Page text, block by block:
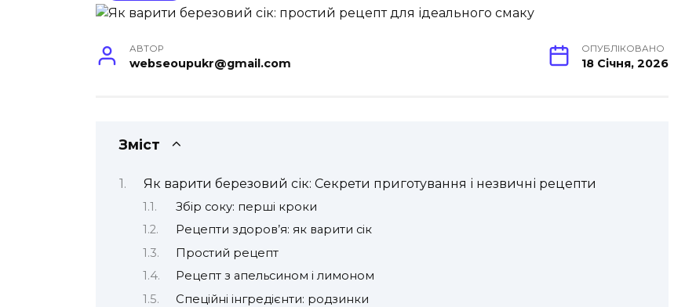
АВТОР
webseoupukr@gmail.com
ОПУБЛІКОВАНО
18 Січня, 2026
Зміст
Як варити березовий сік: Секрети приготування і незвичні рецепти
Збір соку: перші кроки
Рецепти здоров’я: як варити сік
Простий рецепт
Рецепт з апельсином і лимоном
Спеційні інгредієнти: родзинки